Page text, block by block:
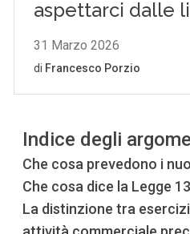
Indice degli
Che cosa prevedono i
Che cosa dice la Legge
La distinzione tra